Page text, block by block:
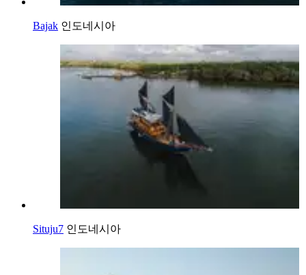
Bajak 인도네시아
Situju7 인도네시아